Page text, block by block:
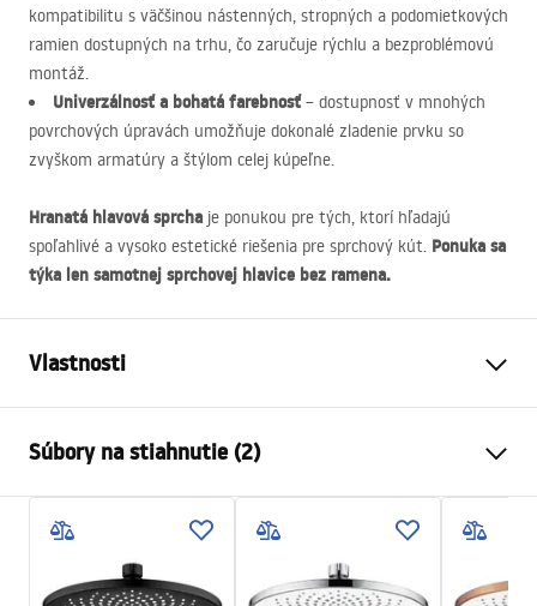
kompatibilitu s väčšinou nástenných, stropných a podomietkových
ramien dostupných na trhu, čo zaručuje rýchlu a bezproblémovú
montáž.
Univerzálnosť a bohatá farebnosť– dostupnosť v mnohých
povrchových úpravách umožňuje dokonalé zladenie prvku so
zvyškom armatúry a štýlom celej kúpeľne.
Hranatá hlavová sprcha je ponukou pre tých, ktorí hľadajú
spoľahlivé a vysoko estetické riešenia pre sprchový kút. Ponuka sa
týka len samotnej sprchovej hlavice bez ramena.
Vlastnosti
Materiál
Spôsob montáže
Skrutkovací
Šírka
245
Výška
2mm
Súbory na stiahnutie (2)
Pielęgnacja.pdf